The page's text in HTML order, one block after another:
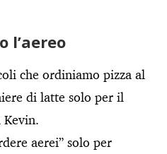
l’aereo
che ordiniamo pizza al
di latte solo per il
aerei” solo per